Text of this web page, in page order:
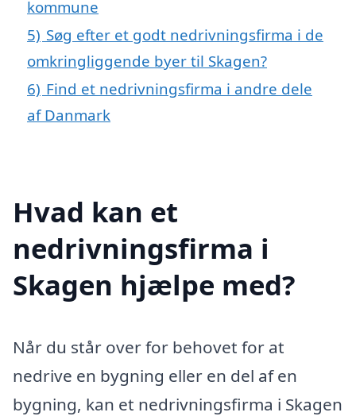
kommune
5) Søg efter et godt nedrivningsfirma i de
omkringliggende byer til Skagen?
6) Find et nedrivningsfirma i andre dele
af Danmark
Hvad kan et
nedrivningsfirma i
Skagen hjælpe med?
Når du står over for behovet for at
nedrive en bygning eller en del af en
bygning, kan et nedrivningsfirma i Skagen